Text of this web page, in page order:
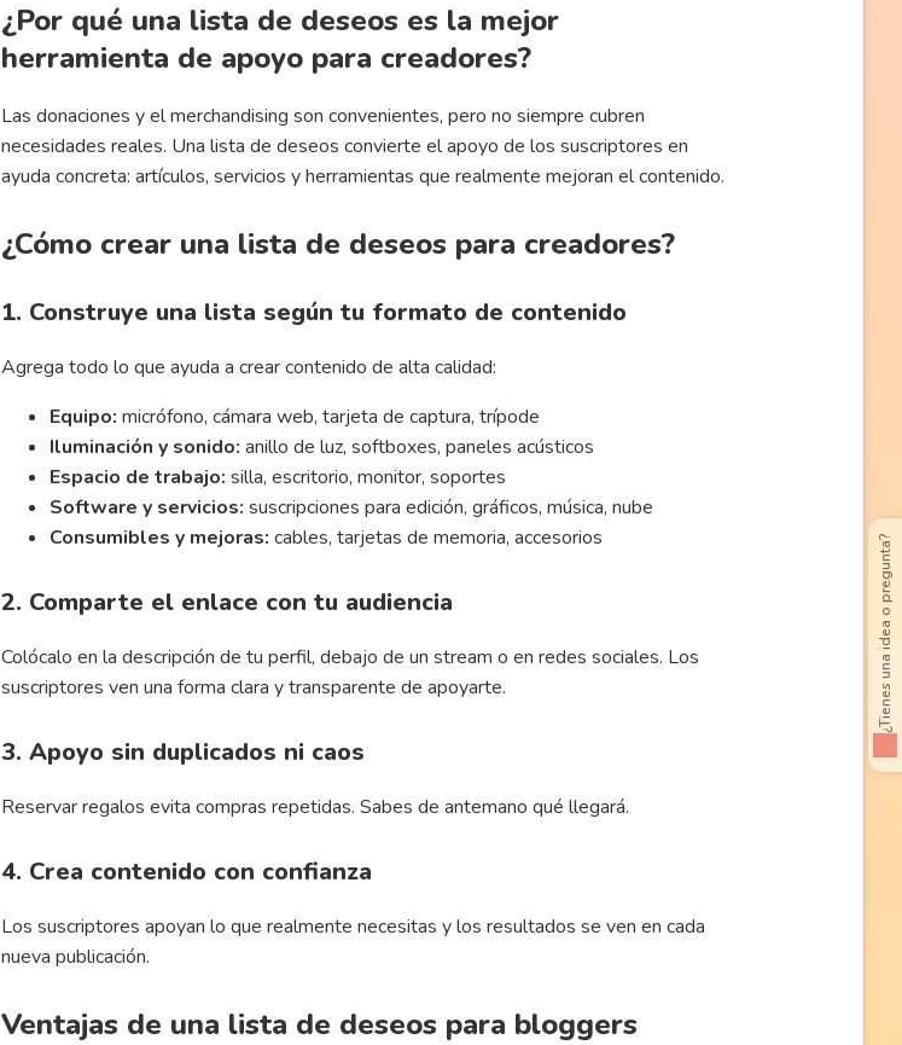
¿Por qué una lista de deseos es la mejor
herramienta de apoyo para creadores?
Las donaciones y el merchandising son convenientes, pero no siempre cubren
necesidades reales. Una lista de deseos convierte el apoyo de los suscriptores en
ayuda concreta: artículos, servicios y herramientas que realmente mejoran el contenido.
¿Cómo crear una lista de deseos para creadores?
1. Construye una lista según tu formato de contenido
Agrega todo lo que ayuda a crear contenido de alta calidad:
Equipo: micrófono, cámara web, tarjeta de captura, trípode
Iluminación y sonido: anillo de luz, softboxes, paneles acústicos
Espacio de trabajo: silla, escritorio, monitor, soportes
Software y servicios: suscripciones para edición, gráficos, música, nube
Consumibles y mejoras: cables, tarjetas de memoria, accesorios
2. Comparte el enlace con tu audiencia
Colócalo en la descripción de tu perfil, debajo de un stream o en redes sociales. Los
suscriptores ven una forma clara y transparente de apoyarte.
3. Apoyo sin duplicados ni caos
Reservar regalos evita compras repetidas. Sabes de antemano qué llegará.
4. Crea contenido con confianza
Los suscriptores apoyan lo que realmente necesitas y los resultados se ven en cada
nueva publicación.
Ventajas de una lista de deseos para bloggers
¿Tienes una idea o pregunta?